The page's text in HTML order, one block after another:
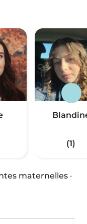
(1)
maternelles ·